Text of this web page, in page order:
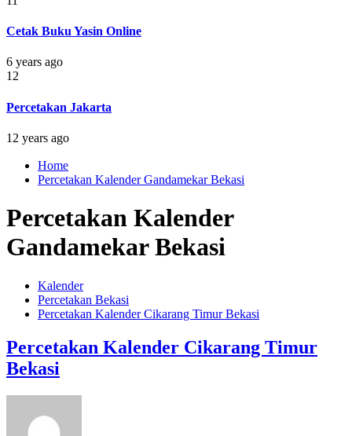
Cetak Buku Yasin Online
6 years ago
12
Percetakan Jakarta
12 years ago
Home
Percetakan Kalender Gandamekar Bekasi
Percetakan Kalender
Gandamekar Bekasi
Kalender
Percetakan Bekasi
Percetakan Kalender Cikarang Timur Bekasi
Percetakan Kalender Cikarang Timur
Bekasi